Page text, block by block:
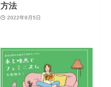
方法
2022年9月5日